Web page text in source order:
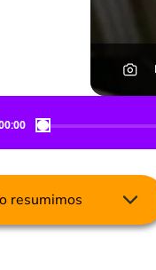
resumimos